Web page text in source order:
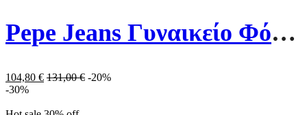
Pepe Jeans Γυναικείο Φόρεμα PL953739-563 Μπλε
104,80 € 131,00€ -20%
-30%